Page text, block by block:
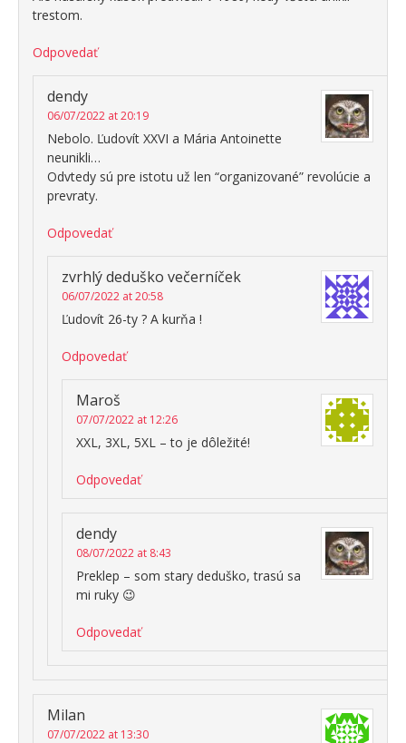
trestom.
Odpovedať
dendy
06/07/2022 at 20:19
Nebolo. Ľudovít XXVI a Mária Antoinette
neunikli…
Odvtedy sú pre istotu už len “organizované” revolúcie a
prevraty.
Odpovedať
zvrhlý deduško večerníček
06/07/2022 at 20:58
Ľudovít 26-ty ? A kurňa !
Odpovedať
Maroš
07/07/2022 at 12:26
XXL, 3XL, 5XL – to je dôležité!
Odpovedať
dendy
08/07/2022 at 8:43
Preklep – som stary deduško, trasú sa
mi ruky 😉
Odpovedať
Milan
07/07/2022 at 13:30